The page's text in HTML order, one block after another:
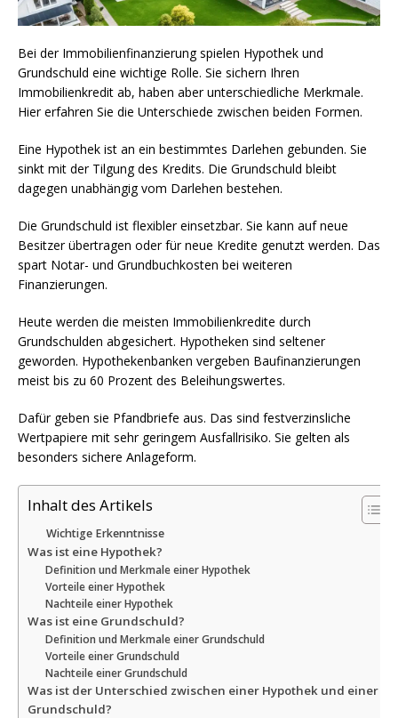
Bei der Immobilienfinanzierung spielen Hypothek und
Grundschuld eine wichtige Rolle. Sie sichern Ihren
Immobilienkredit ab, haben aber unterschiedliche Merkmale.
Hier erfahren Sie die Unterschiede zwischen beiden Formen.
Eine Hypothek ist an ein bestimmtes Darlehen gebunden. Sie
sinkt mit der Tilgung des Kredits. Die Grundschuld bleibt
dagegen unabhängig vom Darlehen bestehen.
Die Grundschuld ist flexibler einsetzbar. Sie kann auf neue
Besitzer übertragen oder für neue Kredite genutzt werden. Das
spart Notar- und Grundbuchkosten bei weiteren
Finanzierungen.
Heute werden die meisten Immobilienkredite durch
Grundschulden abgesichert. Hypotheken sind seltener
geworden. Hypothekenbanken vergeben Baufinanzierungen
meist bis zu 60 Prozent des Beleihungswertes.
Dafür geben sie Pfandbriefe aus. Das sind festverzinsliche
Wertpapiere mit sehr geringem Ausfallrisiko. Sie gelten als
besonders sichere Anlageform.
Inhalt des Artikels
Wichtige Erkenntnisse
Was ist eine Hypothek?
Definition und Merkmale einer Hypothek
Vorteile einer Hypothek
Nachteile einer Hypothek
Was ist eine Grundschuld?
Definition und Merkmale einer Grundschuld
Vorteile einer Grundschuld
Nachteile einer Grundschuld
Was ist der Unterschied zwischen einer Hypothek und einer
Grundschuld?